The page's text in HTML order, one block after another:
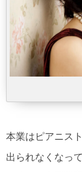
本業はピアニス
出られなくなっ